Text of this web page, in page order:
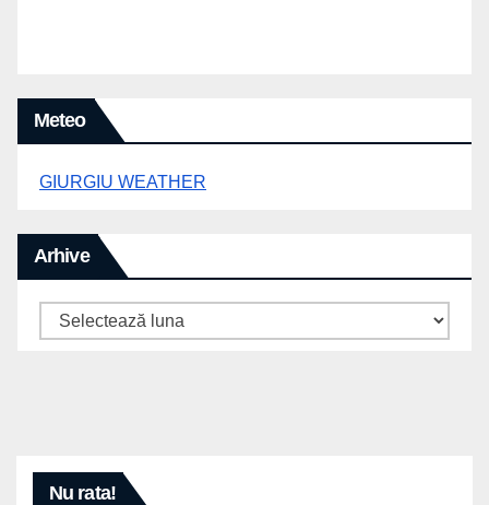
Meteo
GIURGIU WEATHER
Arhive
Arhive
Nu rata!